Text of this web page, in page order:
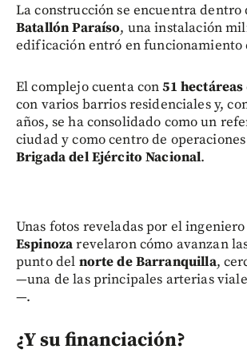
La construcción se encuentra
Batallón Paraíso, una instalación
edificación entró en funcionamiento
El complejo cuenta con51 hectáreas
con varios barrios residenciales y,
años, se ha consolidado como un
ciudad y como centro de
Brigada del Ejército Nacional.
Unas fotos reveladas por el ingeniero
Espinozarevelaron cómo avanzan
punto del norte de Barranquilla,
—una de las principales arterias
—.
¿Y su financiación?